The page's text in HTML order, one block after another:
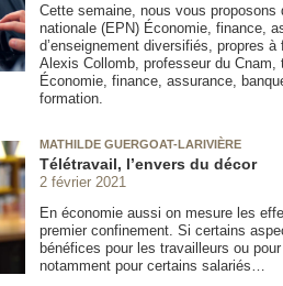
Cette semaine, nous vous proposons
nationale (EPN) Économie, finance,
d’enseignement diversifiés, propres
Alexis Collomb, professeur du Cnam,
Économie, finance, assurance,
formation.
MATHILDE GUERGOAT-LARIVIÈRE
Télétravail, l’envers du décor
2 février 2021
En économie aussi on mesure les
premier confinement. Si certains
bénéfices pour les travailleurs ou
notamment pour certains salariés…